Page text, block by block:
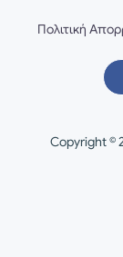
Copyright ©
Πολιτική